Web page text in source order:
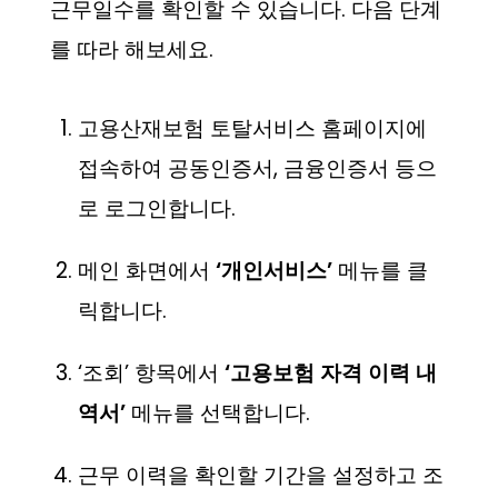
근무일수를 확인할 수 있습니다. 다음 단계
를 따라 해보세요.
고용산재보험 토탈서비스 홈페이지에
접속하여 공동인증서, 금융인증서 등으
로 로그인합니다.
메인 화면에서 ‘개인서비스’ 메뉴를 클
릭합니다.
‘조회’ 항목에서 ‘고용보험 자격 이력 내
역서’ 메뉴를 선택합니다.
근무 이력을 확인할 기간을 설정하고 조